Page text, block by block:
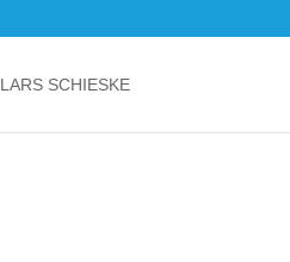
LARS SCHIESKE